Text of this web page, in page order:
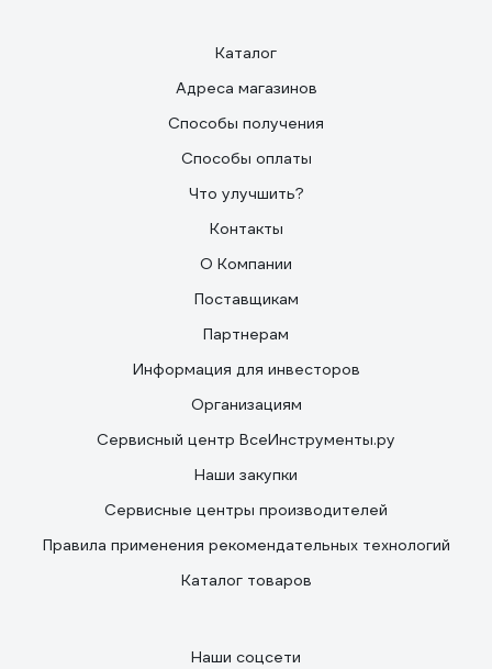
Каталог
Адреса магазинов
Способы получения
Способы оплаты
Что улучшить?
Контакты
О Компании
Поставщикам
Партнерам
Информация для инвесторов
Организациям
Сервисный центр ВсеИнструменты.ру
Наши закупки
Сервисные центры производителей
Правила применения рекомендательных технологий
Каталог товаров
Наши соцсети